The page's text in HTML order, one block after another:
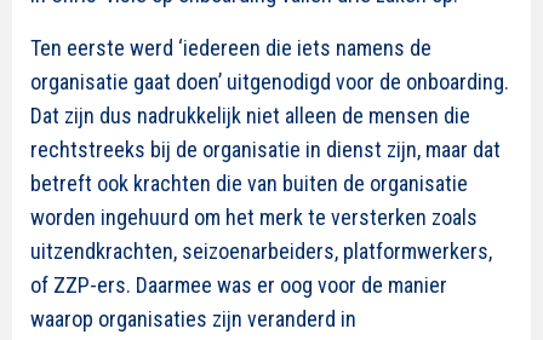
Ten eerste werd ‘iedereen die iets namens de
organisatie gaat doen’ uitgenodigd voor de onboarding.
Dat zijn dus nadrukkelijk niet alleen de mensen die
rechtstreeks bij de organisatie in dienst zijn, maar dat
betreft ook krachten die van buiten de organisatie
worden ingehuurd om het merk te versterken zoals
uitzendkrachten, seizoenarbeiders, platformwerkers,
of ZZP-ers. Daarmee was er oog voor de manier
waarop organisaties zijn veranderd in